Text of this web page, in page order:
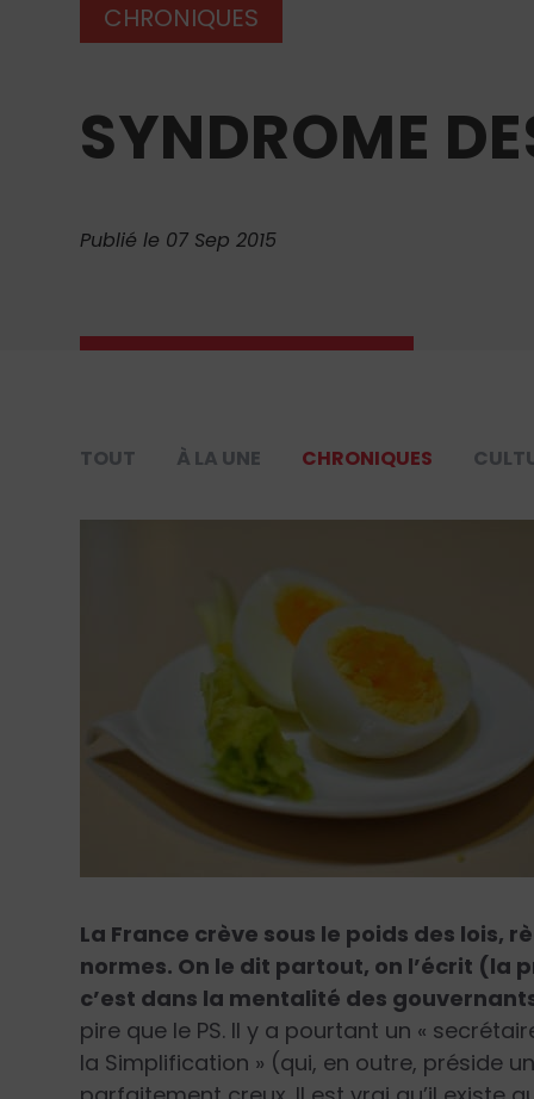
CHRONIQUES
SYNDROME
Publié le 07 Sep 2015
TOUT À LA UNE CHRONIQUES
La France crève sous le poids des lois,
normes. On le dit partout, on l’écrit (la
c’est dans la mentalité des
pire que le PS. Il y a pourtant un «
la Simplification » (qui, en outre, préside